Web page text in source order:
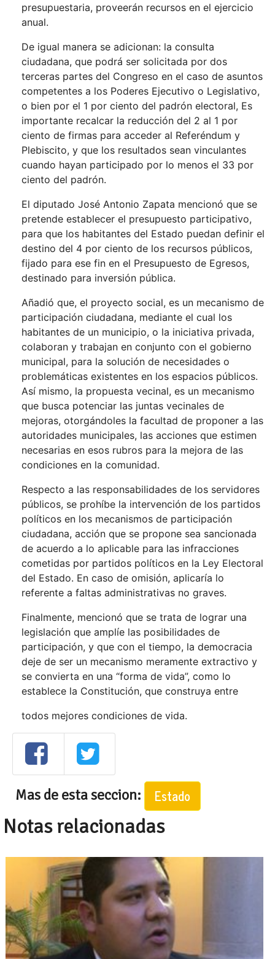
presupuestaria, proveerán recursos en el ejercicio
anual.
De igual manera se adicionan: la consulta
ciudadana, que podrá ser solicitada por dos
terceras partes del Congreso en el caso de asuntos
competentes a los Poderes Ejecutivo o Legislativo,
o bien por el 1 por ciento del padrón electoral, Es
importante recalcar la reducción del 2 al 1 por
ciento de firmas para acceder al Referéndum y
Plebiscito, y que los resultados sean vinculantes
cuando hayan participado por lo menos el 33 por
ciento del padrón.
El diputado José Antonio Zapata mencionó que se
pretende establecer el presupuesto participativo,
para que los habitantes del Estado puedan definir el
destino del 4 por ciento de los recursos públicos,
fijado para ese fin en el Presupuesto de Egresos,
destinado para inversión pública.
Añadió que, el proyecto social, es un mecanismo de
participación ciudadana, mediante el cual los
habitantes de un municipio, o la iniciativa privada,
colaboran y trabajan en conjunto con el gobierno
municipal, para la solución de necesidades o
problemáticas existentes en los espacios públicos.
Así mismo, la propuesta vecinal, es un mecanismo
que busca potenciar las juntas vecinales de
mejoras, otorgándoles la facultad de proponer a las
autoridades municipales, las acciones que estimen
necesarias en esos rubros para la mejora de las
condiciones en la comunidad.
Respecto a las responsabilidades de los servidores
públicos, se prohíbe la intervención de los partidos
políticos en los mecanismos de participación
ciudadana, acción que se propone sea sancionada
de acuerdo a lo aplicable para las infracciones
cometidas por partidos políticos en la Ley Electoral
del Estado. En caso de omisión, aplicaría lo
referente a faltas administrativas no graves.
Finalmente, mencionó que se trata de lograr una
legislación que amplíe las posibilidades de
participación, y que con el tiempo, la democracia
deje de ser un mecanismo meramente extractivo y
se convierta en una “forma de vida”, como lo
establece la Constitución, que construya entre
todos mejores condiciones de vida.
Mas de esta seccion: Estado
Notas relacionadas